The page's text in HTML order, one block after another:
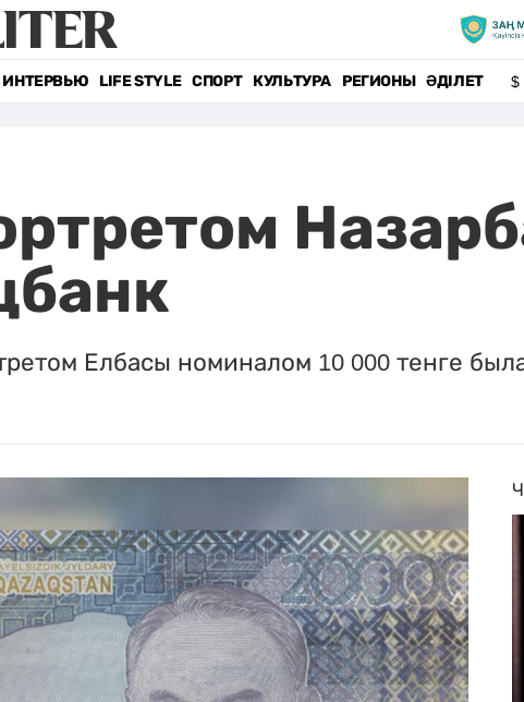
ИНТЕРВЬЮ LIFE STYLE СПОРТ КУЛЬТУРА РЕГИОНЫ ӘДІЛЕТ $
Елбасы номиналом 10 000 тенге